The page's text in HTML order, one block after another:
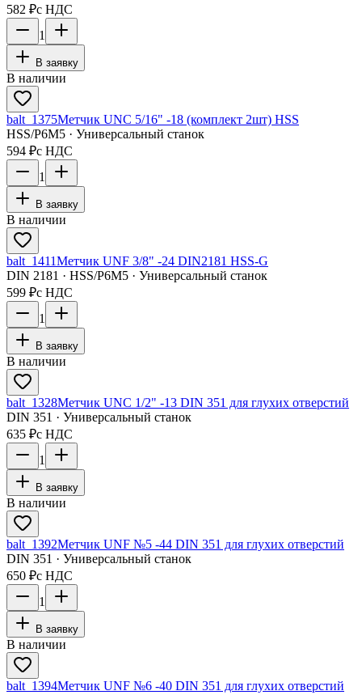
582 ₽с НДС
1
В заявку
В наличии
balt_1375Метчик UNC 5/16" -18 (комплект 2шт) HSS
HSS/Р6М5 · Универсальный станок
594 ₽с НДС
1
В заявку
В наличии
balt_1411Метчик UNF 3/8" -24 DIN2181 HSS-G
DIN 2181 · HSS/Р6М5 · Универсальный станок
599 ₽с НДС
1
В заявку
В наличии
balt_1328Метчик UNC 1/2" -13 DIN 351 для глухих отверстий
DIN 351 · Универсальный станок
635 ₽с НДС
1
В заявку
В наличии
balt_1392Метчик UNF №5 -44 DIN 351 для глухих отверстий
DIN 351 · Универсальный станок
650 ₽с НДС
1
В заявку
В наличии
balt_1394Метчик UNF №6 -40 DIN 351 для глухих отверстий